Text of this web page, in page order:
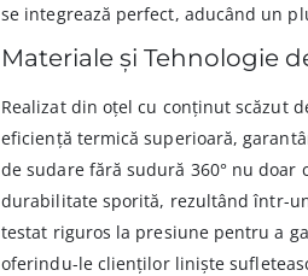
se integrează perfect, aducând un
Materiale și Tehnologie
Realizat din oțel cu conținut scăzut
eficiență termică superioară,
de sudare fără sudură 360° nu
durabilitate sporită, rezultând într-
testat riguros la presiune pentru a
oferindu-le clienților liniște